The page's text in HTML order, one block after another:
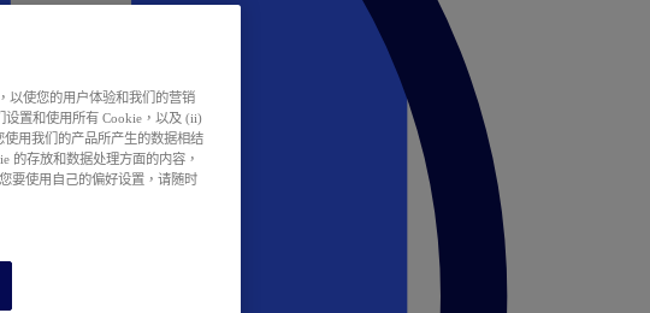
以使您的用户体验和我们的营销
设置和使用所有 Cookie，以及 (ii)
用我们的产品所产生的数据相结
的存放和数据处理方面的内容，
要使用自己的偏好设置，请随时